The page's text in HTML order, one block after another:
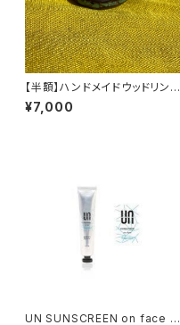
【半額】ハンドメイドウッドリング
ターコイズ ＃1
¥7,000
UN SUNSCREEN on face fr